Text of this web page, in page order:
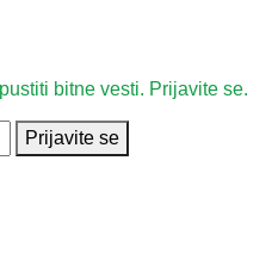
bitne vesti. Prijavite se.
Prijavite se